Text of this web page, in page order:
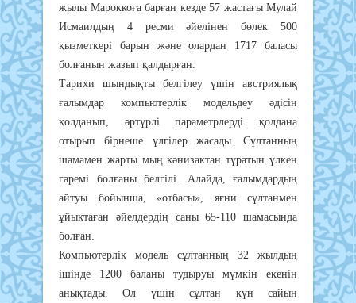
жылы Мароккоға барған кезде 57 жастағы Мулай
Исмаилдың 4 ресми әйелінен бөлек 500
қызметкері барын және олардан 1717 баласы
болғанын жазып қалдырған.
Тарихи шындықты белгілеу үшін австриялық
ғалымдар компьютерлік модельдеу әдісін
қолданып, әртүрлі параметрлерді қолдана
отырып бірнеше үлгілер жасады. Сұлтанның
шамамен жарты мың кәнизактан тұратын үлкен
гаремі болғаны белгілі. Алайда, ғалымдардың
айтуы бойынша, «отбасы», яғни сұлтанмен
ұйықтаған әйелдердің саны 65-110 шамасында
болған.
Компьютерлік модель сұлтанның 32 жылдың
ішінде 1200 баланы тудыруы мүмкін екенін
анықтады. Ол үшін сұлтан күн сайын